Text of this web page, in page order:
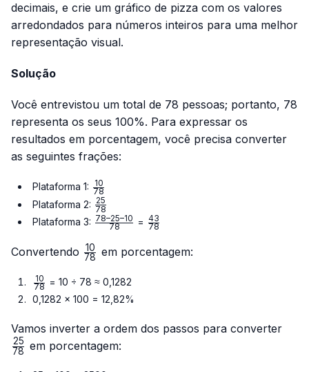
decimais, e crie um gráfico de pizza com os valores
arredondados para números inteiros para uma melhor
representação visual.
Solução
Você entrevistou um total de 78 pessoas; portanto, 78
representa os seus 100%. Para expressar os
resultados em porcentagem, você precisa converter
as seguintes frações:
Plataforma 1: \frac{10}
{78}
78
10
Plataforma 2: \frac{25}
{78}
78
25
Plataforma 3: \frac{78
10}{78}
78
78–25–10 = \frac{43}
78
43
Convertendo \frac{10}
78
10 em porcentagem:
\frac{10}
{78}
78
10
= 10 ÷ 78 ≈ 0,1282
0,1282 × 100 = 12,82%
Vamos inverter a ordem dos passos para converter
78
25 em porcentagem: